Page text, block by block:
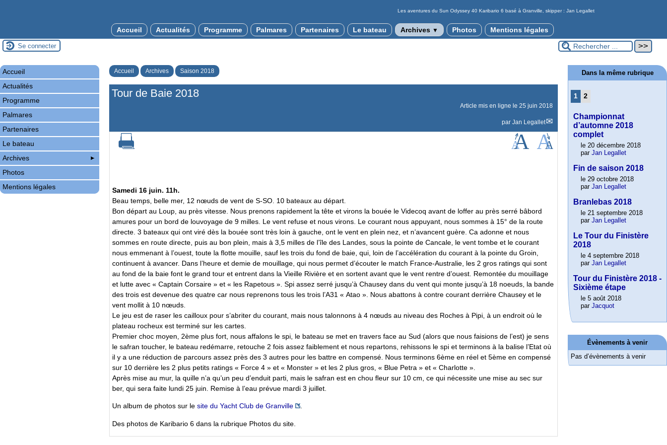
Les aventures du Sun Odyssey 40 Karibario 6 basé à Granville, skipper : Jan Legallet
Accueil Actualités Programme Palmares Partenaires Le bateau Archives ▼ Photos Mentions légales
Se connecter
Accueil Archives Saison 2018
Tour de Baie 2018
Article mis en ligne le 25 juin 2018
par Jan Legallet
Samedi 16 juin. 11h.
Beau temps, belle mer, 12 nœuds de vent de S-SO. 10 bateaux au départ.
Bon départ au Loup, au près vitesse. Nous prenons rapidement la tête et virons la bouée le Videcoq avant de loffer au près serré bâbord
amures pour un bord de louvoyage de 9 milles. Le vent refuse et nous virons. Le courant nous appuyant, nous sommes à 15° de la route
directe. 3 bateaux qui ont viré dès la bouée sont très loin à gauche, ont le vent en plein nez, et n’avancent guère. Ca adonne et nous
sommes en route directe, puis au bon plein, mais à 3,5 milles de l’île des Landes, sous la pointe de Cancale, le vent tombe et le courant
nous emmenant à l’ouest, toute la flotte mouille, sauf les trois du fond de baie, qui, loin de l’accélération du courant à la pointe du Groin,
continuent à avancer. Dans l’heure et demie de mouillage, qui nous permet d’écouter le match France-Australie, les 2 gros ratings qui sont
au fond de la baie font le grand tour et entrent dans la Vieille Rivière et en sortent avant que le vent rentre d’ouest. Remontée du mouillage
et lutte avec « Captain Corsaire » et « les Rapetous ». Spi assez serré jusqu’à Chausey dans du vent qui monte jusqu’à 18 noeuds, la bande
des trois est devenue des quatre car nous reprenons tous les trois l’A31 « Atao ». Nous abattons à contre courant derrière Chausey et le
vent mollit à 10 nœuds.
Le jeu est de raser les cailloux pour s’abriter du courant, mais nous talonnons à 4 nœuds au niveau des Roches à Pipi, à un endroit où le
plateau rocheux est terminé sur les cartes.
Premier choc moyen, 2ème plus fort, nous affalons le spi, le bateau se met en travers face au Sud (alors que nous faisions de l’est) je sens
le safran toucher, le bateau redémarre, retouche 2 fois assez faiblement et nous repartons, rehissons le spi et terminons à la balise l’Etat où
il y a une réduction de parcours assez près des 3 autres pour les battre en compensé. Nous terminons 6ème en réel et 5ème en compensé
sur 10 derrière les 2 plus petits ratings « Force 4 » et « Monster » et les 2 plus gros, « Blue Petra » et « Charlotte ».
Après mise au mur, la quille n’a qu’un peu d’enduit parti, mais le safran est en chou fleur sur 10 cm, ce qui nécessite une mise au sec sur
ber, qui sera faite lundi 25 juin. Remise à l’eau prévue mardi 3 juillet.
Un album de photos sur le site du Yacht Club de Granville
Des photos de Karibario 6 dans la rubrique Photos du site.
Accueil
Actualités
Programme
Palmares
Partenaires
Le bateau
Archives
Photos
Mentions légales
Dans la même rubrique
1 2
Championnat
d’automne 2018
complet
le 20 décembre 2018
par Jan Legallet
Fin de saison 2018
le 29 octobre 2018
par Jan Legallet
Branlebas 2018
le 21 septembre 2018
par Jan Legallet
Le Tour du Finistère
2018
le 4 septembre 2018
par Jan Legallet
Tour du Finistère 2018 -
Sixième étape
le 5 août 2018
par Jacquot
Évènements à venir
Pas d’évènements à venir